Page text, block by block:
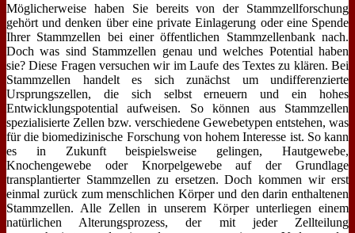
Möglicherweise haben Sie bereits von der Stammzellforschung
gehört und denken über eine private Einlagerung oder eine Spende
Ihrer Stammzellen bei einer öffentlichen Stammzellenbank nach.
Doch was sind Stammzellen genau und welches Potential haben
sie? Diese Fragen versuchen wir im Laufe des Textes zu klären. Bei
Stammzellen handelt es sich zunächst um undifferenzierte
Ursprungszellen, die sich selbst erneuern und ein hohes
Entwicklungspotential aufweisen. So können aus Stammzellen
spezialisierte Zellen bzw. verschiedene Gewebetypen entstehen, was
für die biomedizinische Forschung von hohem Interesse ist. So kann
es in Zukunft beispielsweise gelingen, Hautgewebe,
Knochengewebe oder Knorpelgewebe auf der Grundlage
transplantierter Stammzellen zu ersetzen. Doch kommen wir erst
einmal zurück zum menschlichen Körper und den darin enthaltenen
Stammzellen. Alle Zellen in unserem Körper unterliegen einem
natürlichen Alterungsprozess, der mit jeder Zellteilung